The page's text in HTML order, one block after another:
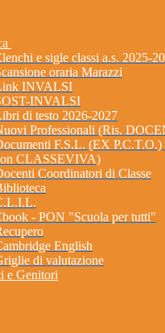
e sigle classi a.s. 2025-
oraria Marazzi
INVALSI
INVALSI
di testo 2026-2027
Professionali (Ris.
F.S.L. (EX P.C.T.O.)
CLASSEVIVA)
Coordinatori di Classe
- PON "Scuola per tutti"
English
di valutazione
e Genitori